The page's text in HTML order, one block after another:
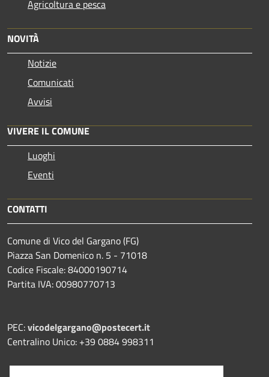
Agricoltura e pesca
NOVITÀ
Notizie
Comunicati
Avvisi
VIVERE IL COMUNE
Luoghi
Eventi
CONTATTI
Comune di Vico del Gargano (FG)
Piazza San Domenico n. 5 - 71018
Codice Fiscale: 84000190714
Partita IVA: 00980770713
PEC:vicodelgargano@postecert.it
Centralino Unico: +39 0884 998311